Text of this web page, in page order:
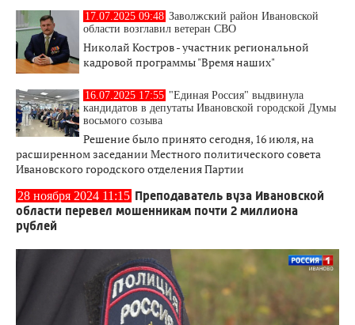
17.07.2025 09:48 Заволжский район Ивановской
области возглавил ветеран СВО
Николай Костров - участник региональной
кадровой программы "Время наших"
16.07.2025 17:55 "Единая Россия" выдвинула
кандидатов в депутаты Ивановской городской Думы
восьмого созыва
Решение было принято сегодня, 16 июля, на
расширенном заседании Местного политического совета
Ивановского городского отделения Партии
28 ноября 2024 11:15 Преподаватель вуза Ивановской
области перевел мошенникам почти 2 миллиона
рублей